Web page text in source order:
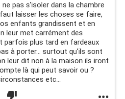
pas s'isoler dans la chambre
laisser les choses se faire,
enfants grandissent et en
leur met carrément des
parfois plus tard en fardeaux
à porter... surtout qu'ils sont
leur dit non à la maison ils iront
là qui peut savoir ou ?
etc...